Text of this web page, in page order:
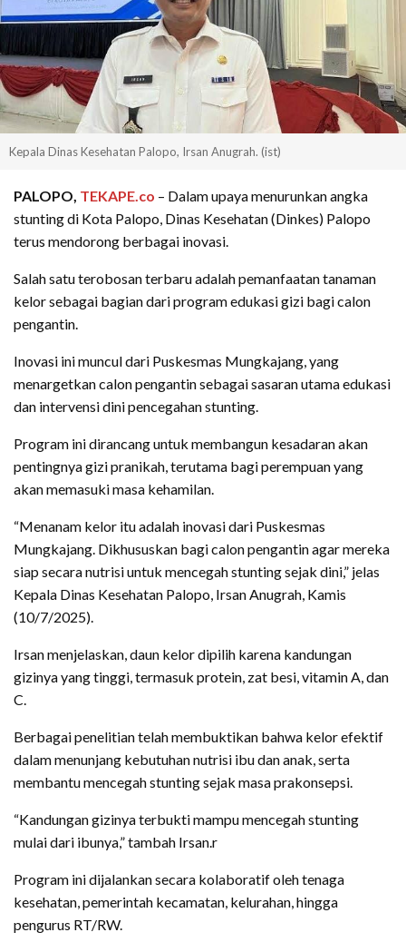
Kepala Dinas Kesehatan Palopo, Irsan Anugrah. (ist)
PALOPO, TEKAPE.co – Dalam upaya menurunkan angka
stunting di Kota Palopo, Dinas Kesehatan (Dinkes) Palopo
terus mendorong berbagai inovasi.
Salah satu terobosan terbaru adalah pemanfaatan tanaman
kelor sebagai bagian dari program edukasi gizi bagi calon
pengantin.
Inovasi ini muncul dari Puskesmas Mungkajang, yang
menargetkan calon pengantin sebagai sasaran utama edukasi
dan intervensi dini pencegahan stunting.
Program ini dirancang untuk membangun kesadaran akan
pentingnya gizi pranikah, terutama bagi perempuan yang
akan memasuki masa kehamilan.
“Menanam kelor itu adalah inovasi dari Puskesmas
Mungkajang. Dikhususkan bagi calon pengantin agar mereka
siap secara nutrisi untuk mencegah stunting sejak dini,” jelas
Kepala Dinas Kesehatan Palopo, Irsan Anugrah, Kamis
(10/7/2025).
Irsan menjelaskan, daun kelor dipilih karena kandungan
gizinya yang tinggi, termasuk protein, zat besi, vitamin A, dan
C.
Berbagai penelitian telah membuktikan bahwa kelor efektif
dalam menunjang kebutuhan nutrisi ibu dan anak, serta
membantu mencegah stunting sejak masa prakonsepsi.
“Kandungan gizinya terbukti mampu mencegah stunting
mulai dari ibunya,” tambah Irsan.r
Program ini dijalankan secara kolaboratif oleh tenaga
kesehatan, pemerintah kecamatan, kelurahan, hingga
pengurus RT/RW.